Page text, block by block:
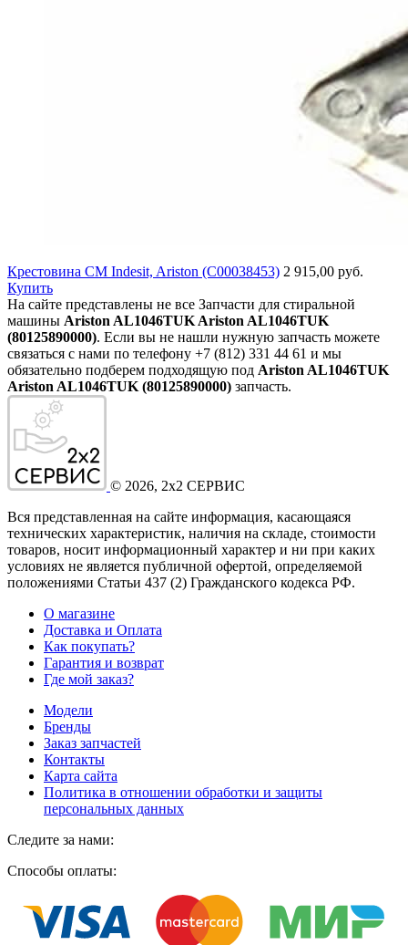
Крестовина СМ Indesit, Ariston (C00038453) 2 915,00 руб.
Купить
На сайте представлены не все Запчасти для стиральной
машины Ariston AL1046TUK Ariston AL1046TUK
(80125890000). Если вы не нашли нужную запчасть можете
связаться с нами по телефону +7 (812) 331 44 61 и мы
обязательно подберем подходящую под Ariston AL1046TUK
Ariston AL1046TUK (80125890000) запчасть.
© 2026, 2x2 СЕРВИС
Вся представленная на сайте информация, касающаяся
технических характеристик, наличия на складе, стоимости
товаров, носит информационный характер и ни при каких
условиях не является публичной офертой, определяемой
положениями Статьи 437 (2) Гражданского кодекса РФ.
О магазине
Доставка и Оплата
Как покупать?
Гарантия и возврат
Где мой заказ?
Модели
Бренды
Заказ запчастей
Контакты
Карта сайта
Политика в отношении обработки и защиты
персональных данных
Следите за нами:
Способы оплаты: